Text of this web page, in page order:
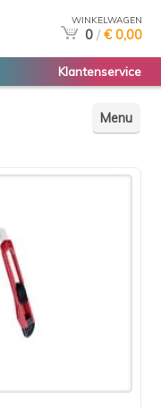
WINKELWAGEN
0 / € 0,00
Klantenservice
Menu